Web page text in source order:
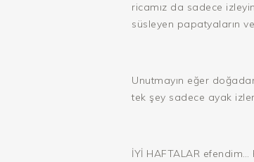
ricamız da sadece
süsleyen papatyaların
Unutmayın eğer
tek şey sadece ayak
İYİ HAFTALAR